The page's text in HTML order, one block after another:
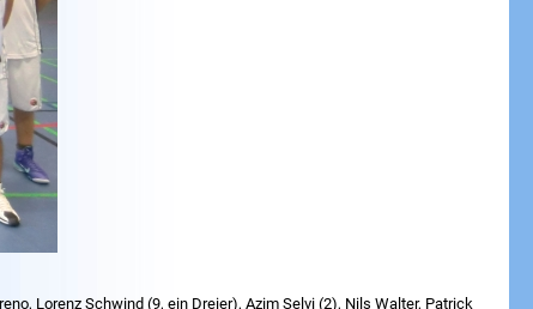
Lorenz Schwind (9, ein Dreier), Azim Selvi (2), Nils Walter, Patrick